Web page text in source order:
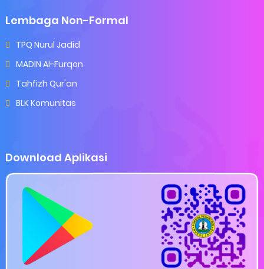
Lembaga Non-Formal
TPQ Nurul Jadid
MADIN Al-Furqon
Tahfizh Qur'an
BLK Komunitas
Download Aplikasi